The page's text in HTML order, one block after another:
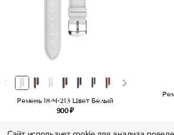
Ремень 18-Ч-213 Цвет Белый
900 ₽